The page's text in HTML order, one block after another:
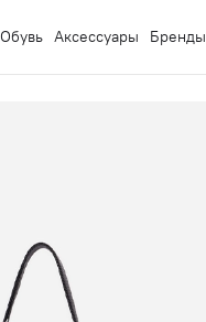
Обувь Аксессуары Бренды